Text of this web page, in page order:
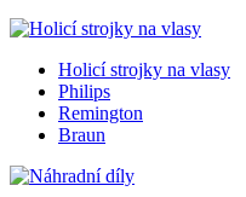
Holicí strojky na vlasy
Philips
Remington
Braun